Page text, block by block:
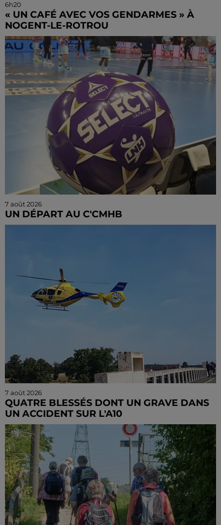
6h20
« UN CAFÉ AVEC VOS GENDARMES » À
NOGENT-LE-ROTROU
Les gendarmes de la brigade iront à la rencontre de
la population ce samedi 8 août sur le marché de
Nogent-le-Rotrou de 9h00 à 12h00.
7 août 2026
UN DÉPART AU C'CMHB
Le club chartrain a officialisé, vendredi 7 août, le
7 août 2026
QUATRE BLESSÉS DONT UN GRAVE DANS
UN ACCIDENT SUR L'A10
Le choc a eu lieu dans la matinée, vendredi 7 août à
hauteur de Sainville en direction d'Orléans.